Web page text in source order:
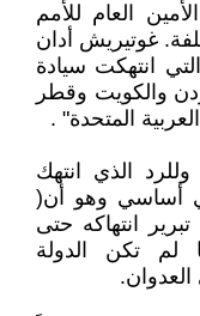
العام للأمم
غوتيريش أدان
انتهكت سيادة
والكويت وقطر
المتحدة" .
وللرد الذي انتهك
أساسي وهو أن(
انتهاكه حتى
تكن الدولة